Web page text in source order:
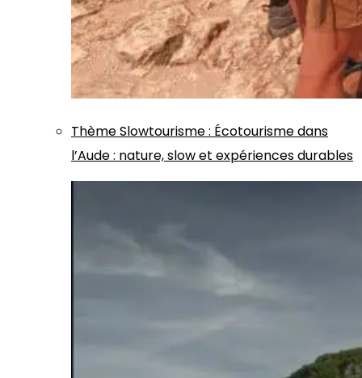
ThèmeSlowtourisme: Écotourisme dans
l’Aude : nature, slow et expériences durables